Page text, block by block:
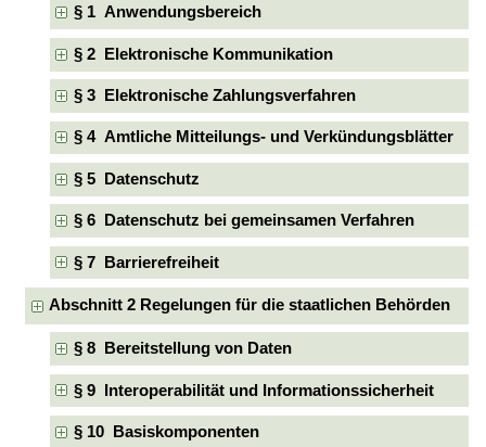
§ 1 Anwendungsbereich
§ 2 Elektronische Kommunikation
§ 3 Elektronische Zahlungsverfahren
§ 4 Amtliche Mitteilungs- und Verkündungsblätter
§ 5 Datenschutz
§ 6 Datenschutz bei gemeinsamen Verfahren
§ 7 Barrierefreiheit
Abschnitt 2 Regelungen für die staatlichen Behörden
§ 8 Bereitstellung von Daten
§ 9 Interoperabilität und Informationssicherheit
§ 10 Basiskomponenten